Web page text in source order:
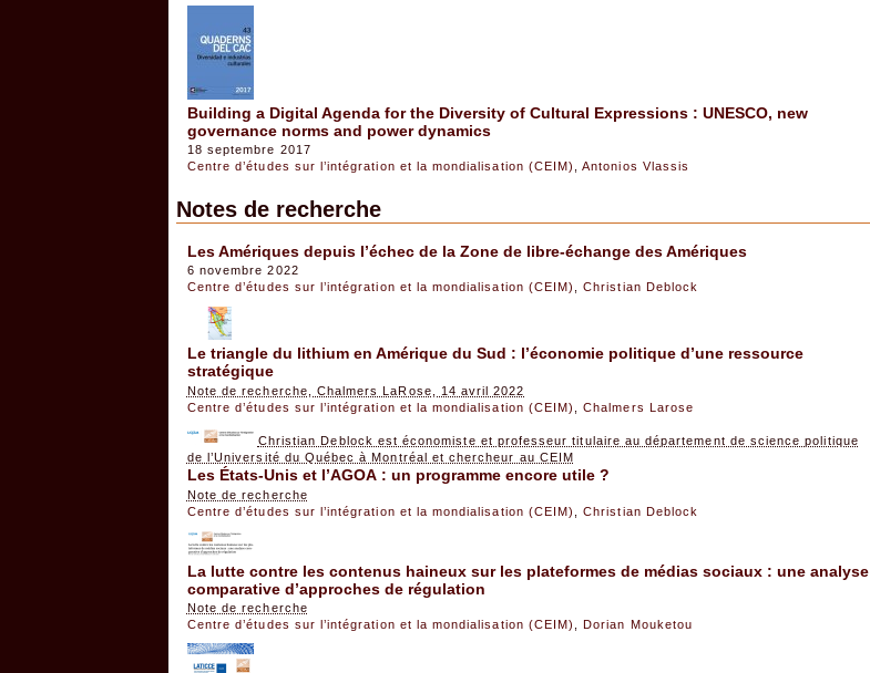
Building a Digital Agenda for the Diversity of Cultural Expressions : UNESCO, new
governance norms and power dynamics
18 septembre 2017
Centre d’études sur l’intégration et la mondialisation (CEIM)
,Antonios Vlassis
Notes de recherche
Les Amériques depuis l’échec de la Zone de libre-échange des Amériques
6 novembre 2022
Centre d’études sur l’intégration et la mondialisation (CEIM) ,Christian Deblock
Le triangle du lithium en Amérique du Sud : l’économie politique d’une ressource
stratégique
Note de recherche, Chalmers LaRose, 14 avril 2022
Centre d’études sur l’intégration et la mondialisation (CEIM)
,Chalmers Larose
Christian Deblock est économiste et professeur titulaire au département de science politique
de l’Université du Québec à Montréal et chercheur au CEIM
Les États-Unis et l’AGOA : un programme encore utile ?
Note de recherche
Centre d’études sur l’intégration et la mondialisation (CEIM)
,Christian Deblock
La lutte contre les contenus haineux sur les plateformes de médias sociaux : une analyse
comparative d’approches de régulation
Note de recherche
Centre d’études sur l’intégration et la mondialisation (CEIM)
,Dorian Mouketou